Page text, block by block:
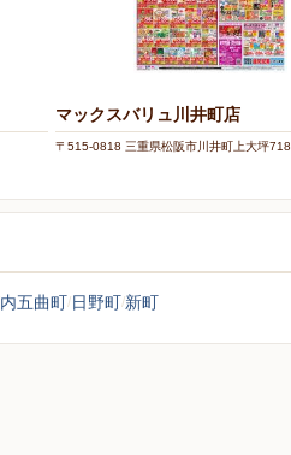
マックスバリュ川井町店
〒515-0818 三重県松阪市川井町上大坪718
内五曲町 日野町 新町